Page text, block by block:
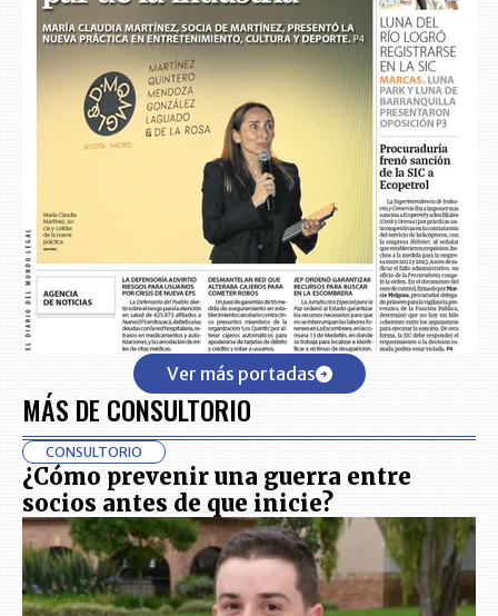
Ver más portadas
MÁS DE CONSULTORIO
CONSULTORIO
¿Cómo prevenir una guerra entre
socios antes de que inicie?